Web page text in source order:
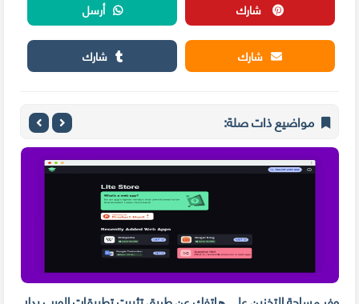
شارك
أرسل
شارك
شارك
مواضيع ذات صلة: